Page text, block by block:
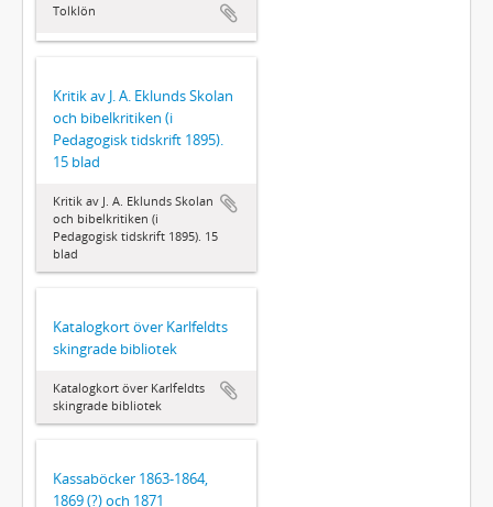
Tolklön
Kritik av J. A. Eklunds Skolan
och bibelkritiken (i
Pedagogisk tidskrift 1895).
15 blad
Kritik av J. A. Eklunds Skolan
och bibelkritiken (i
Pedagogisk tidskrift 1895). 15
blad
Katalogkort över Karlfeldts
skingrade bibliotek
Katalogkort över Karlfeldts
skingrade bibliotek
Kassaböcker 1863-1864,
1869 (?) och 1871